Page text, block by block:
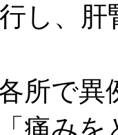
し、
所で異
痛み